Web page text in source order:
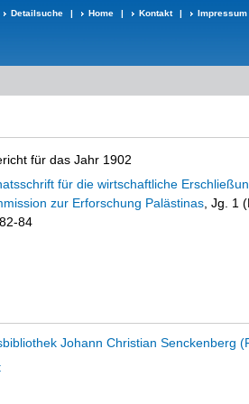
Detailsuche | Home | Kontakt | Impressum
für das Jahr 1902
für die wirtschaftliche
zur Erforschung Palästinas , Jg. 1
84
Johann Christian Senckenberg